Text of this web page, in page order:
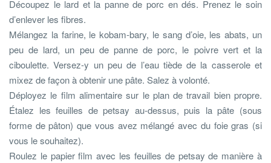
Découpez le lard et la panne de porc en dés. Prenez le soin
d’enlever les fibres.
Mélangez la farine, le kobam-bary, le sang d’oie, les abats, un
peu de lard, un peu de panne de porc, le poivre vert et la
ciboulette. Versez-y un peu de l’eau tiède de la casserole et
mixez de façon à obtenir une pâte. Salez à volonté.
Déployez le film alimentaire sur le plan de travail bien propre.
Étalez les feuilles de petsay au-dessus, puis la pâte (sous
forme de pâton) que vous avez mélangé avec du foie gras (si
vous le souhaitez).
Roulez le papier film avec les feuilles de petsay de manière à